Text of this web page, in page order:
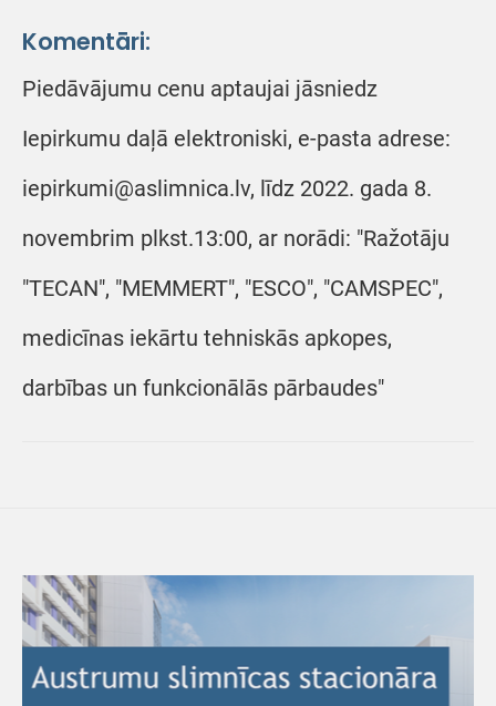
Komentāri:
Piedāvājumu cenu aptaujai jāsniedz
Iepirkumu daļā elektroniski, e-pasta adrese:
iepirkumi@aslimnica.lv, līdz 2022. gada 8.
novembrim plkst.13:00, ar norādi: "Ražotāju
"TECAN", "MEMMERT", "ESCO", "CAMSPEC",
medicīnas iekārtu tehniskās apkopes,
darbības un funkcionālās pārbaudes"